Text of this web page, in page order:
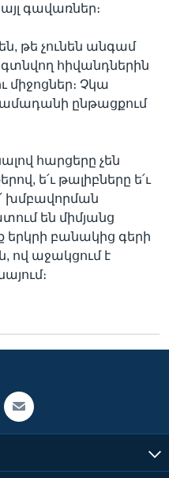
գավառներ։
թե չունեն անգամ
հիվանդներին
միջոցներ։ Չկա
Ռամադանի ընթացքում
հարցերը չեն
ե՛ւ թալիբները ե՛ւ
խմբավորման
են միմյանց
երկրի բանակից գերի
ով աջակցում է